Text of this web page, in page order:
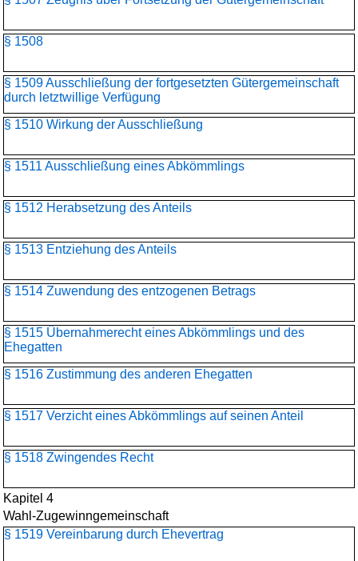
§ 1508
§ 1509 Ausschließung der fortgesetzten Gütergemeinschaft
durch letztwillige Verfügung
§ 1510 Wirkung der Ausschließung
§ 1511 Ausschließung eines Abkömmlings
§ 1512 Herabsetzung des Anteils
§ 1513 Entziehung des Anteils
§ 1514 Zuwendung des entzogenen Betrags
§ 1515 Übernahmerecht eines Abkömmlings und des
Ehegatten
§ 1516 Zustimmung des anderen Ehegatten
§ 1517 Verzicht eines Abkömmlings auf seinen Anteil
§ 1518 Zwingendes Recht
Kapitel 4
Wahl-Zugewinngemeinschaft
§ 1519 Vereinbarung durch Ehevertrag